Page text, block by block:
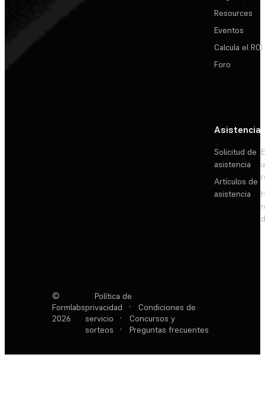
Resources
Eventos
Calcula el ROI
Foro
Asistencia
Solicitud de
asistencia
Artículos de
asistencia
©
Formlabs
2026
Política de
privacidad
·
Condiciones de
servicio
·
Concursos y
sorteos
· Preguntas frecuentes